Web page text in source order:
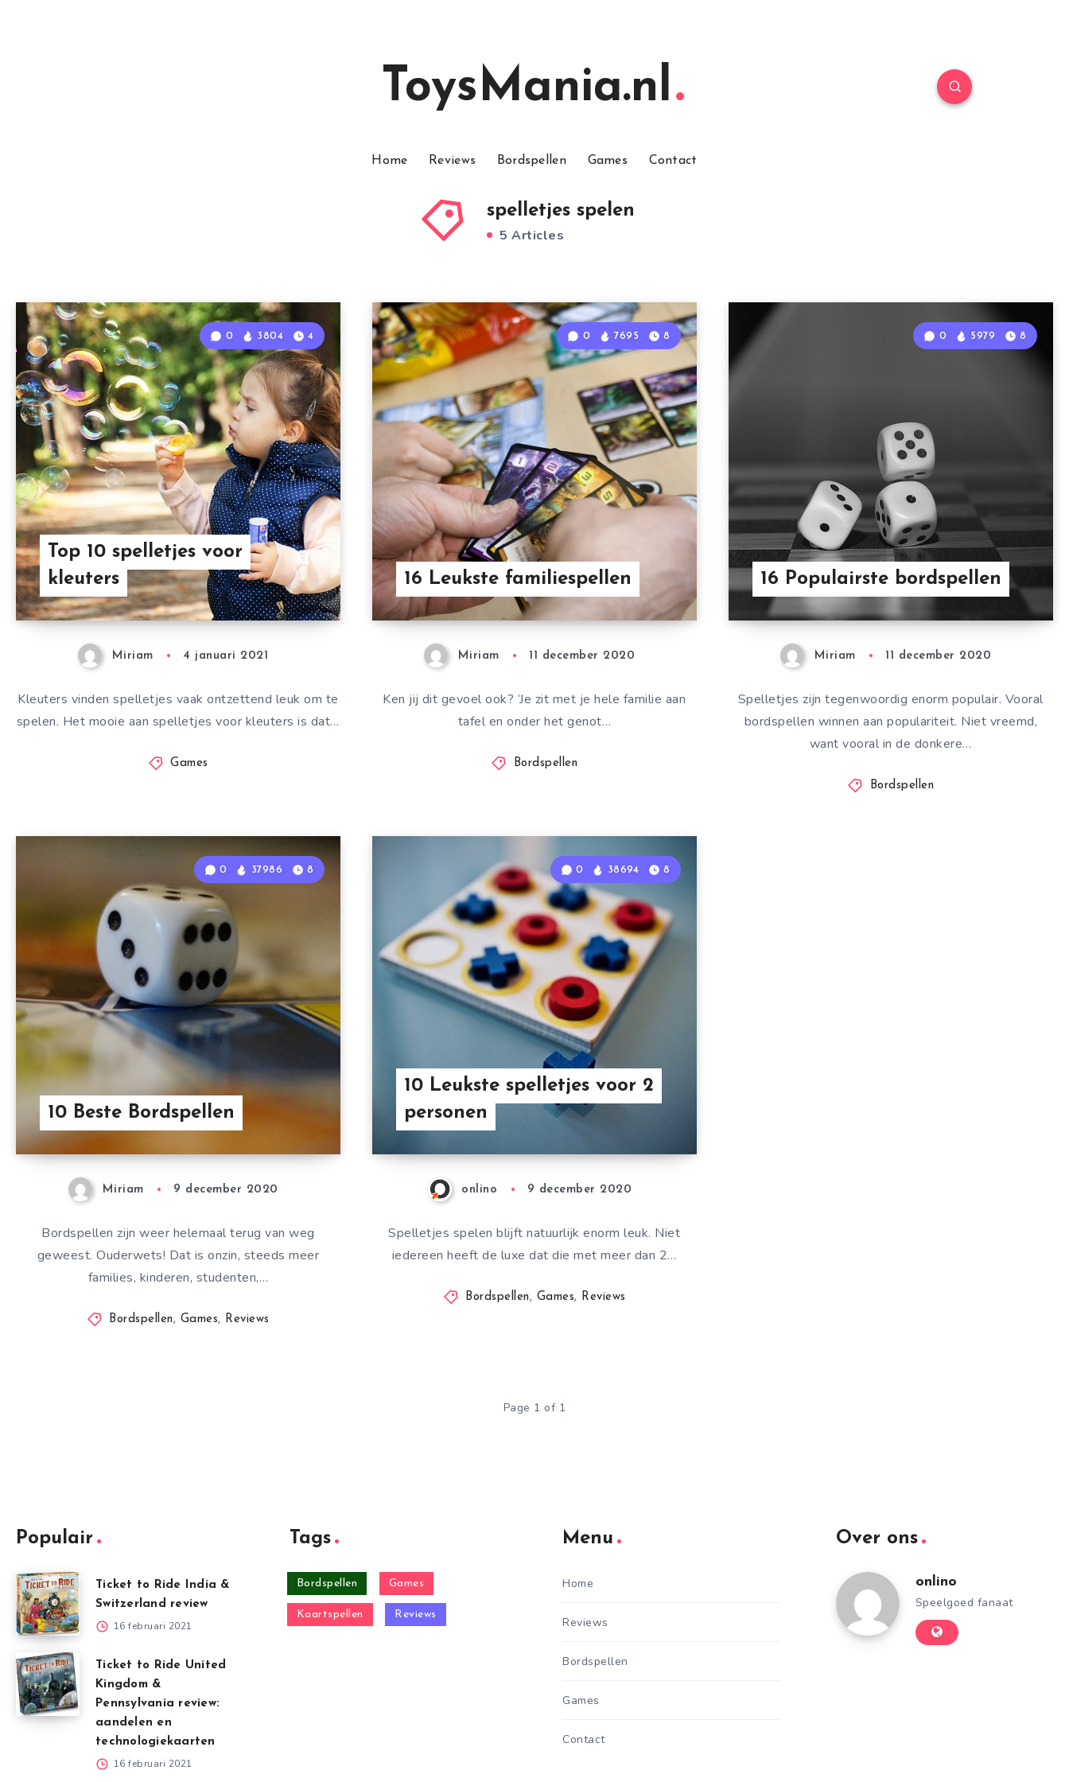
ToysMania.nl
Home Reviews Bordspellen Games Contact
spelletjes spelen
5 Articles
Top 10 spelletjes voor
kleuters
0 3804 4
Miriam 4 januari 2021
Kleuters vinden spelletjes vaak ontzettend leuk om te
spelen. Het mooie aan spelletjes voor kleuters is dat…
Games
16 Leukste familiespellen
0 7695 8
Miriam 11 december 2020
Ken jij dit gevoel ook? ‘Je zit met je hele familie aan
tafel en onder het genot…
Bordspellen
16 Populairste bordspellen
0 5979 8
Miriam 11 december 2020
Spelletjes zijn tegenwoordig enorm populair. Vooral
bordspellen winnen aan populariteit. Niet vreemd,
want vooral in de donkere…
Bordspellen
10 Beste Bordspellen
0 37986 8
Miriam 9 december 2020
Bordspellen zijn weer helemaal terug van weg
geweest. Ouderwets! Dat is onzin, steeds meer
families, kinderen, studenten,…
Bordspellen, Games, Reviews
10 Leukste spelletjes voor 2
personen
0 38694 8
onlino 9 december 2020
Spelletjes spelen blijft natuurlijk enorm leuk. Niet
iedereen heeft de luxe dat die met meer dan 2…
Bordspellen, Games, Reviews
Page 1 of 1
Populair
Ticket to Ride India &
Switzerland review
16 februari 2021
Ticket to Ride United
Kingdom &
Pennsylvania review:
aandelen en
technologiekaarten
16 februari 2021
Tags
Bordspellen Games
Kaartspellen Reviews
Menu
Home
Reviews
Bordspellen
Games
Contact
Over ons
onlino
Speelgoed fanaat